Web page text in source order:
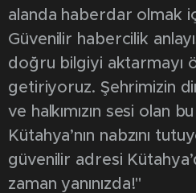
alanda haberdar olmak
Güvenilir habercilik
doğru bilgiyi aktarmayı
getiriyoruz. Şehrimizin
ve halkımızın sesi olan
Kütahya’nın nabzını
güvenilir adresi
zaman yanınızda!"